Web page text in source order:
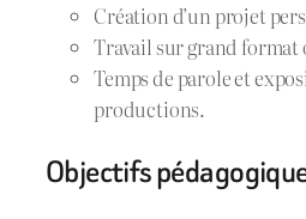
Création d’un projet
Travail sur grand
Temps de parole et
productions.
Objectifs